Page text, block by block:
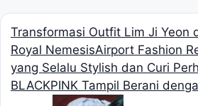
Transformasi Outfit Lim Ji Yeon
Royal NemesisAirport Fashion
yang Selalu Stylish dan Curi
BLACKPINK Tampil Berani